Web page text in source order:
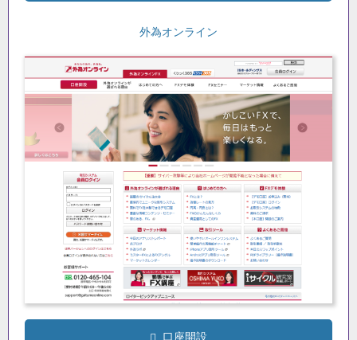
外為オンライン
口座開設